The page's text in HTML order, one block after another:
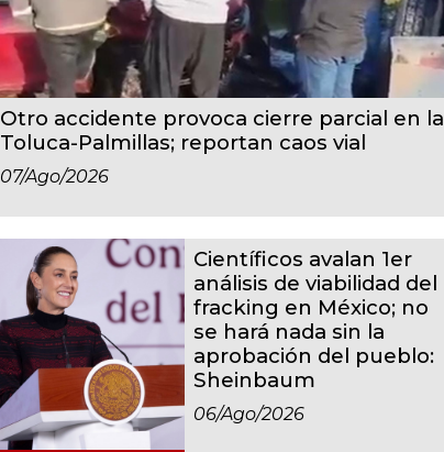
Otro accidente provoca cierre parcial en la
Toluca-Palmillas; reportan caos vial
07/ago/2026
Científicos avalan 1er
análisis de viabilidad del
fracking en México; no
se hará nada sin la
aprobación del pueblo:
Sheinbaum
06/ago/2026